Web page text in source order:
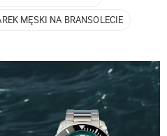
MĘSKI NA BRANSOLECIE